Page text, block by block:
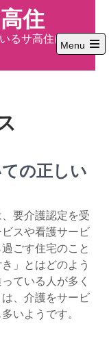
住
るサ高住につい
Menu
Open
の正しい
要介護認定を受
スや看護サービ
ごす住宅のこと
」とはどのよう
ている人が多く
、介護をサービ
いようです。